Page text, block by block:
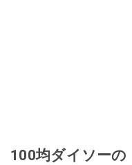
100均ダイソーの